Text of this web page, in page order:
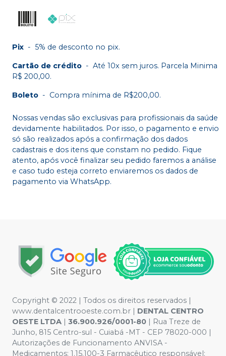
Pix - 5% de desconto no pix.
Cartão de crédito - Até 10x sem juros. Parcela Minima
R$ 200,00.
Boleto - Compra mínima de R$200,00.
Nossas vendas são exclusivas para profissionais da saúde
devidamente habilitados. Por isso, o pagamento e envio
só são realizados após a confirmação dos dados
cadastrais e dos itens que constam no pedido. Fique
atento, após você finalizar seu pedido faremos a análise
e caso tudo esteja correto enviaremos os dados de
pagamento via WhatsApp.
Copyright © 2022 | Todos os direitos reservados |
www.dentalcentrooeste.com.br | DENTAL CENTRO
OESTE LTDA | 36.900.926/0001-80 | Rua Treze de
Junho, 815 Centro-sul - Cuiabá -MT - CEP 78020-000 |
Autorizações de Funcionamento ANVISA -
Medicamentos: 1.15.100-3 Farmacêutico responsável: